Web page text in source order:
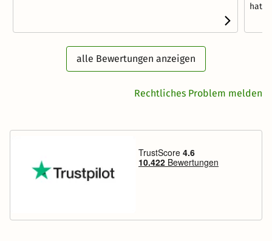
hatt...
alle Bewertungen anzeigen
Rechtliches Problem melden